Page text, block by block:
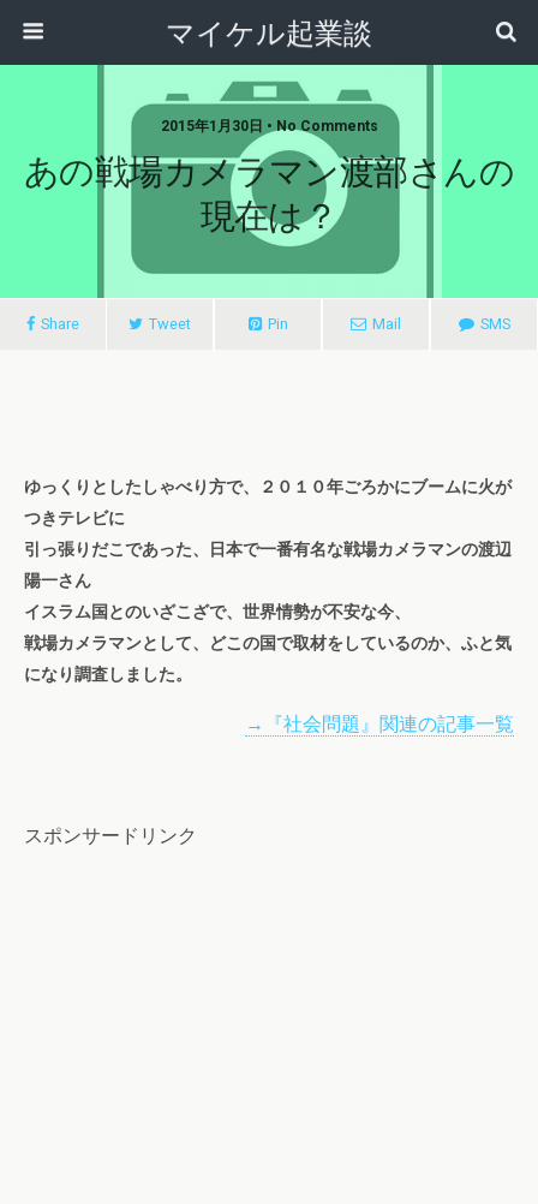
マイケル起業談
2015年1月30日 • No Comments
あの戦場カメラマン渡部さんの
現在は？
Share Tweet Pin Mail SMS
ゆっくりとしたしゃべり方で、２０１０年ごろかにブームに火が
つきテレビに
引っ張りだこであった、日本で一番有名な戦場カメラマンの渡辺
陽一さん
イスラム国とのいざこざで、世界情勢が不安な今、
戦場カメラマンとして、どこの国で取材をしているのか、ふと気
になり調査しました。
→『社会問題』関連の記事一覧
スポンサードリンク